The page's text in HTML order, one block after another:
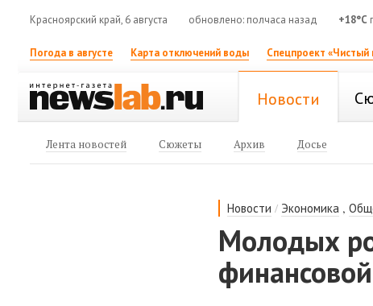
Красноярский край, 6 августа обновлено: полчаса назад +18°C
Погода в августе Карта отключений воды Спецпроект «Чистый
Новости
Лента новостей Сюжеты Архив Досье
Новости / Экономика ,
Молодых